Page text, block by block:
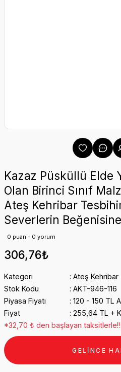
Kazaz Püsküllü Elde
Olan Birinci Sınıf
Ateş Kehribar
Severlerin
0 puan - 0 yorum
306,76₺
Kategori
Ateş Kehribar
Stok Kodu
AKT-946-116
Piyasa Fiyatı
120 - 150 TL
Fiyat
255,64 TL +
*32,70 ₺ den başlayan taksitlerle!!
GELİNCE